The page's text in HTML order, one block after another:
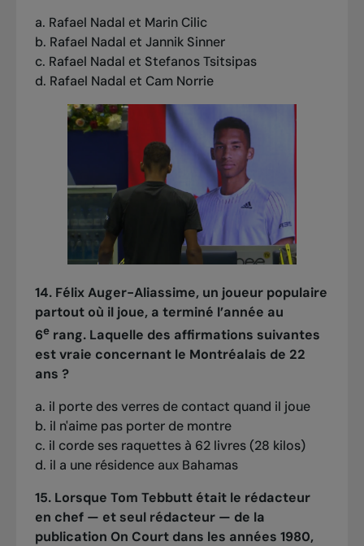
a. Rafael Nadal et Marin Cilic
b. Rafael Nadal et Jannik Sinner
c. Rafael Nadal et Stefanos Tsitsipas
d. Rafael Nadal et Cam Norrie
14. Félix Auger-Aliassime, un joueur populaire
partout où il joue, a terminé l’année au
6erang. Laquelle des affirmations suivantes
est vraie concernant le Montréalais de 22
ans ?
a. il porte des verres de contact quand il joue
b. il n'aime pas porter de montre
c. il corde ses raquettes à 62 livres (28 kilos)
d. il a une résidence aux Bahamas
15. Lorsque Tom Tebbutt était le rédacteur
en chef — et seul rédacteur — de la
publication On Court dans les années 1980,